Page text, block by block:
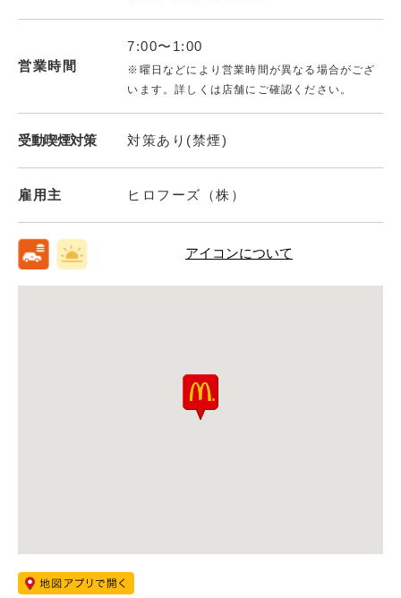
営業時間
7:00〜1:00
※曜日などにより営業時間が異なる場合がござ
います。詳しくは店舗にご確認ください。
受動喫煙対策 対策あり(禁煙)
雇用主 ヒロフーズ（株）
アイコンについて